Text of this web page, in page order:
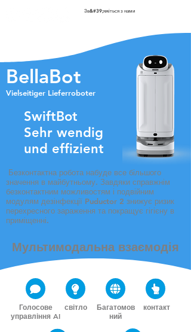
Зв&#39;яжіться з нами
BellaBot
Vielseitiger Lieferroboter
SwiftBot
Sehr wendig
und effizient
​ Безконтактна робота набуде все більшого
значення в майбутньому. Завдяки справжнім
безконтактним можливостям і подвійним
модулям дезінфекції Puductor 2 знижує ризик
перехресного зараження та покращує гігієну в
приміщенні.
Мультимодальна взаємодія
Голосове
управління AI
світло
Багатомов
ний
контакт